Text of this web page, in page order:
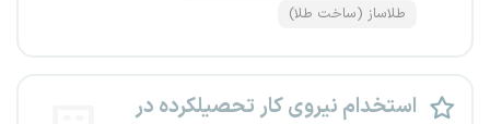
طلاساز (ساخت طلا)
استخدام نیروی کار تحصیلکرده در